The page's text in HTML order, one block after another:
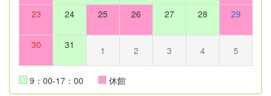
23 24 25 26 27 28 29
30 31 1 2 3 4 5
9：00-17：00 休館